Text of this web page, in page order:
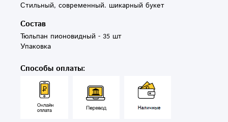
Стильный, современный. шикарный букет
Состав
Тюльпан пионовидный - 35 шт
Упаковка
Способы оплаты: